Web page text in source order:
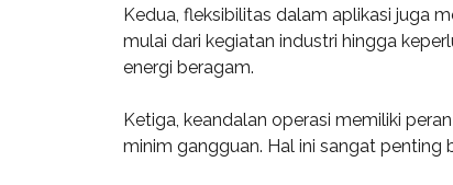
Kedua, fleksibilitas dalam aplikasi juga
mulai dari kegiatan industri hingga
energi beragam.
Ketiga, keandalan operasi memiliki
minim gangguan. Hal ini sangat